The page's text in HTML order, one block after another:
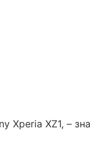
Xperia XZ1, –